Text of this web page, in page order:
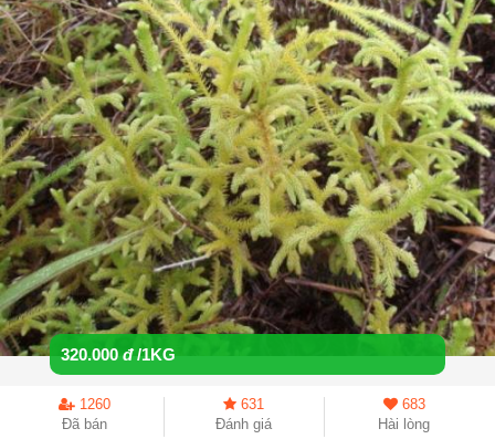
320.000 đ /1KG
1260
Đã bán
631
Đánh giá
683
Hài lòng